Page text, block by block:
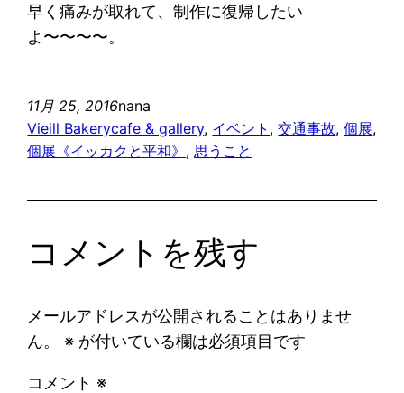
早く痛みが取れて、制作に復帰したい
よ〜〜〜〜。
11月 25, 2016nana
Vieill Bakerycafe & gallery, イベント , 交通事故, 個展
個展《イッカクと平和》 , 思うこと
コメントを残す
メールアドレスが公開されることはありませ
ん。
※ が付いている欄は必須項目です
コメント ※